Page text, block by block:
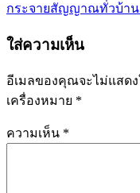
กระจายสัญญาณทั่วบ้าน
ใส่ความเห็น
อีเมลของคุณจะไม่แสด
เครื่องหมาย *
ความเห็น *